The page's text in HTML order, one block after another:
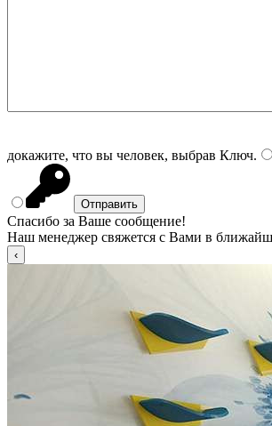
докажите, что вы человек, выбрав Ключ.
Спасибо за Ваше сообщение!
Наш менеджер свяжется с Вами в